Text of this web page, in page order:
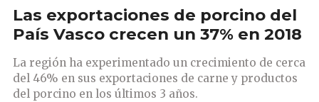
Las exportaciones de porcino del
País Vasco crecen un 37% en 2018
La región ha experimentado un crecimiento de cerca
del 46% en sus exportaciones de carne y productos
del porcino en los últimos 3 años.